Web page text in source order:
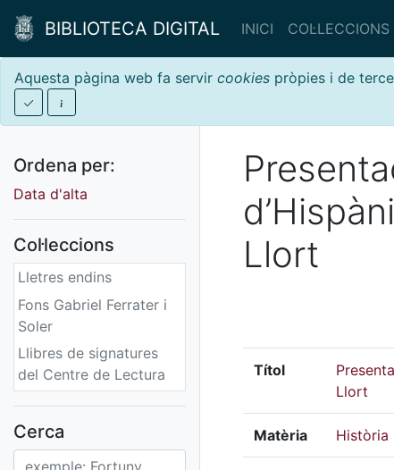
BIBLIOTECA DIGITAL INICI COL·LECCIONS
Aquesta pàgina web fa servir cookies pròpies i de
Ordena per:
Data d'alta
Col·leccions
Lletres endins
Fons Gabriel Ferrater i
Soler
Llibres de signatures
del Centre de Lectura
Fons sonor de Ràdio
Reus
Cartells
Cerca
Llort
Títol
Llort
Matèria Història